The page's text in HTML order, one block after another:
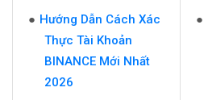
Hướng Dẫn Cách Xác
Thực Tài Khoản
BINANCE Mới Nhất
2026